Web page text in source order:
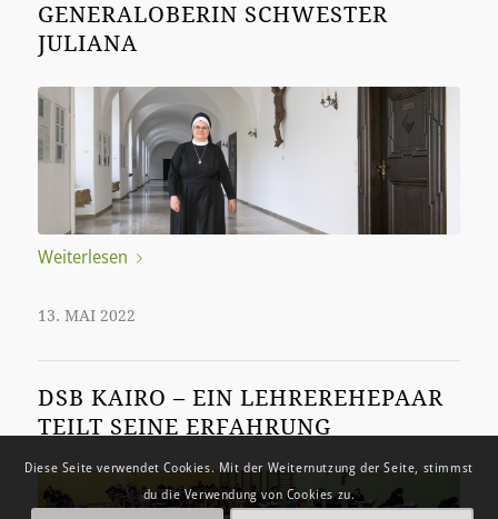
GENERALOBERIN SCHWESTER
JULIANA
Weiterlesen
13. MAI 2022
DSB KAIRO – EIN LEHREREHEPAAR
TEILT SEINE ERFAHRUNG
Diese Seite verwendet Cookies. Mit der Weiternutzung der Seite, stimmst
du die Verwendung von Cookies zu.